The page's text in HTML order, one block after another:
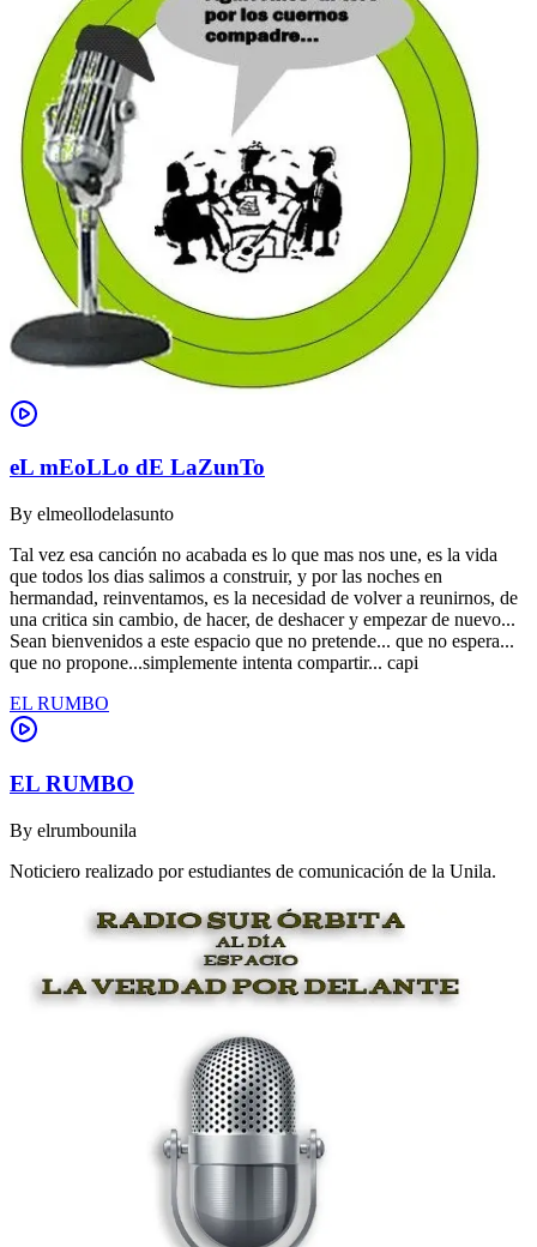
eL mEoLLo dE LaZunTo
By elmeollodelasunto
Tal vez esa canción no acabada es lo que mas nos une, es la vida
que todos los dias salimos a construir, y por las noches en
hermandad, reinventamos, es la necesidad de volver a reunirnos, de
una critica sin cambio, de hacer, de deshacer y empezar de nuevo...
Sean bienvenidos a este espacio que no pretende... que no espera...
que no propone...simplemente intenta compartir... capi
EL RUMBO
EL RUMBO
By elrumbounila
Noticiero realizado por estudiantes de comunicación de la Unila.